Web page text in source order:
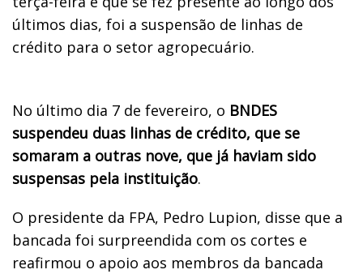
últimos dias, foi a suspensão de linhas de
crédito para o setor agropecuário.
No último dia 7 de fevereiro, o BNDES
suspendeu duas linhas de crédito, que se
somaram a outras nove, que já haviam sido
suspensas pela instituição.
O presidente da FPA, Pedro Lupion, disse que a
bancada foi surpreendida com os cortes e
reafirmou o apoio aos membros da bancada